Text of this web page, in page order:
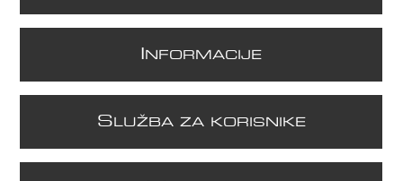
NFORMACIJE
S LUŽBA ZA KORISNIKE